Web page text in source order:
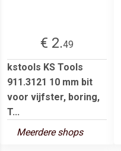
€ 2.49
kstools KS Tools
911.3121 10 mm bit
voor vijfster, boring,
T...
Meerdere shops